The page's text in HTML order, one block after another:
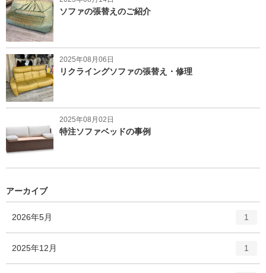
ソファの張替えのご紹介
2025年08月06日
リクライングソファの張替え・修理
2025年08月02日
特注ソファベッドの事例
アーカイブ
2026年5月
リ
ー
1
2025年12月 1